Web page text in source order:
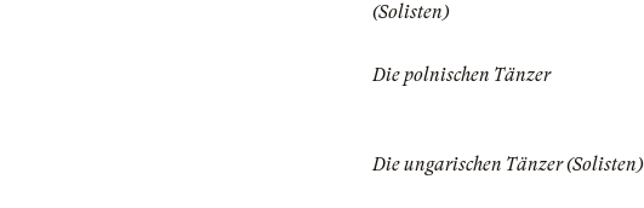
(Solisten)
Die polnischen Tänzer
Die ungarischen Tänzer (Solisten)